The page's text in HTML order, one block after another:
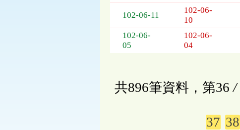
102-06-11
102-06-
10
102-06-
05
102-06-
04
共896筆資料，第36 /
37 38